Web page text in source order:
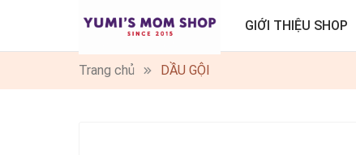
GIỚI THIỆU SHOP
Trang chủ DẦU GỘI